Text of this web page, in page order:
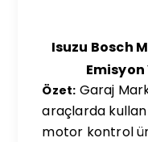
Isuzu Bosch
Emisyon
Özet: Garaj
araçlarda
motor kontrol